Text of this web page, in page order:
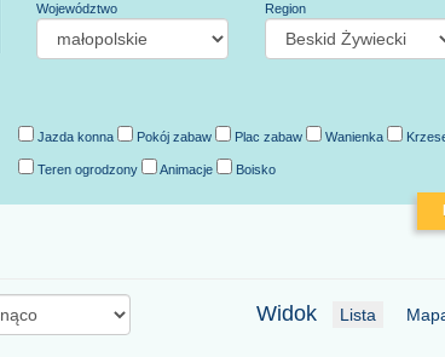
Województwo Region
Jazda konna Pokój zabaw Plac zabaw Wanienka
Teren ogrodzony Animacje Boisko
Widok Lista